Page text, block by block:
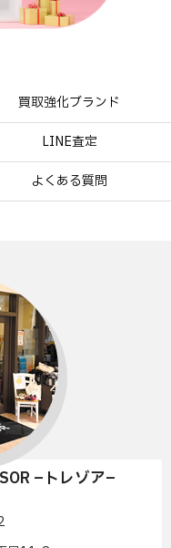
買取強化ブランド
LINE査定
よくある質問
–トレゾア–